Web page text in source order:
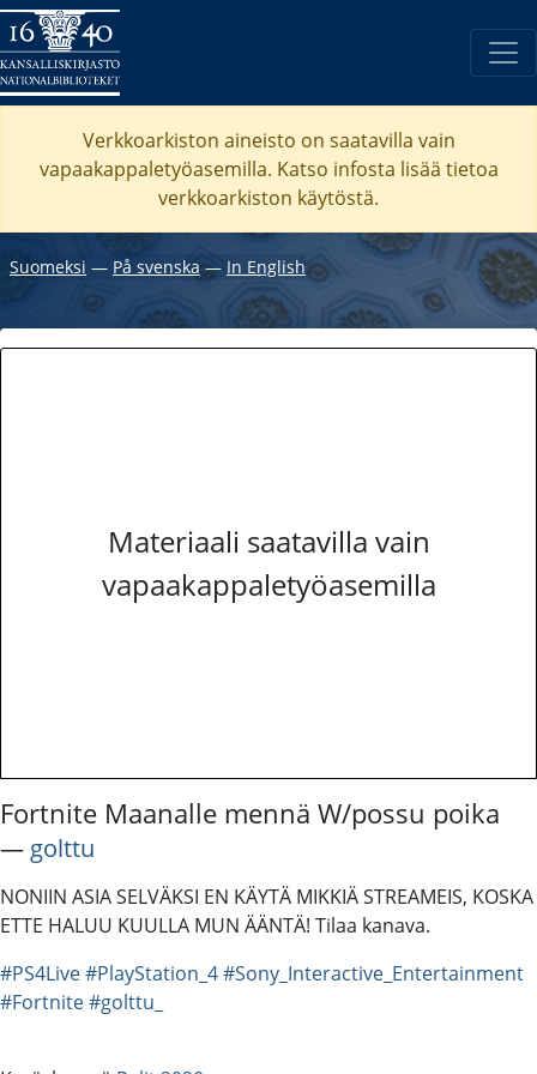
Verkkoarkiston aineisto on saatavilla vain
vapaakappaletyöasemilla. Katso infosta lisää tietoa
verkkoarkiston käytöstä.
Suomeksi ― På svenska― In English
Materiaali saatavilla vain
vapaakappaletyöasemilla
Fortnite Maanalle mennä W/possu poika
― golttu
NONIIN ASIA SELVÄKSI EN KÄYTÄ MIKKIÄ STREAMEIS, KOSKA
ETTE HALUU KUULLA MUN ÄÄNTÄ! Tilaa kanava.
#PS4Live#PlayStation_4#Sony_Interactive_Entertainment
#Fortnite#golttu_